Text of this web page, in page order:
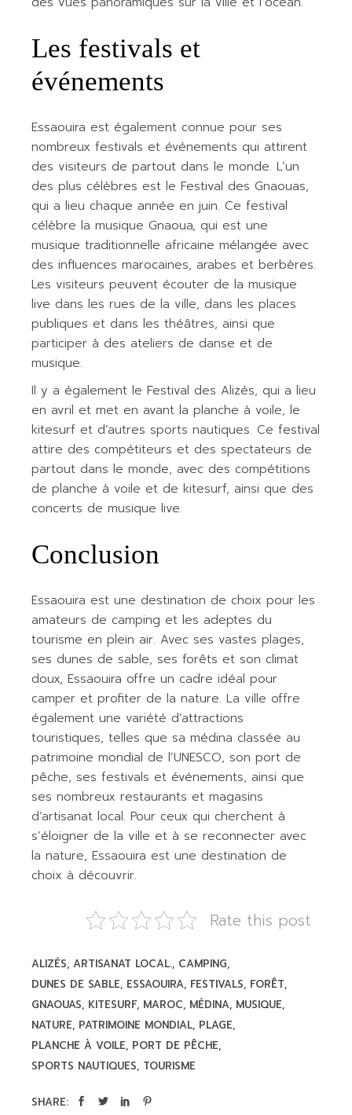
Les festivals et
événements
Essaouira est également connue pour ses
nombreux festivals et événements qui attirent
des visiteurs de partout dans le monde. L’un
des plus célèbres est le Festival des Gnaouas,
qui a lieu chaque année en juin. Ce festival
célèbre la musique Gnaoua, qui est une
musique traditionnelle africaine mélangée avec
des influences marocaines, arabes et berbères.
Les visiteurs peuvent écouter de la musique
live dans les rues de la ville, dans les places
publiques et dans les théâtres, ainsi que
participer à des ateliers de danse et de
musique.
Il y a également le Festival des Alizés, qui a lieu
en avril et met en avant la planche à voile, le
kitesurf et d’autres sports nautiques. Ce festival
attire des compétiteurs et des spectateurs de
partout dans le monde, avec des compétitions
de planche à voile et de kitesurf, ainsi que des
concerts de musique live.
Conclusion
Essaouira est une destination de choix pour les
amateurs de camping et les adeptes du
tourisme en plein air. Avec ses vastes plages,
ses dunes de sable, ses forêts et son climat
doux, Essaouira offre un cadre idéal pour
camper et profiter de la nature. La ville offre
également une variété d’attractions
touristiques, telles que sa médina classée au
patrimoine mondial de l’UNESCO, son port de
pêche, ses festivals et événements, ainsi que
ses nombreux restaurants et magasins
d’artisanat local. Pour ceux qui cherchent à
s’éloigner de la ville et à se reconnecter avec
la nature, Essaouira est une destination de
choix à découvrir.
Rate this post
ALIZÉS ARTISANAT LOCAL. CAMPING
DUNES DE SABLE ESSAOUIRA FESTIVALS FORÊT
GNAOUAS KITESURF MAROC MÉDINA MUSIQUE
NATURE PATRIMOINE MONDIAL PLAGE
PLANCHE À VOILE PORT DE PÊCHE
SPORTS NAUTIQUES TOURISME
SHARE: